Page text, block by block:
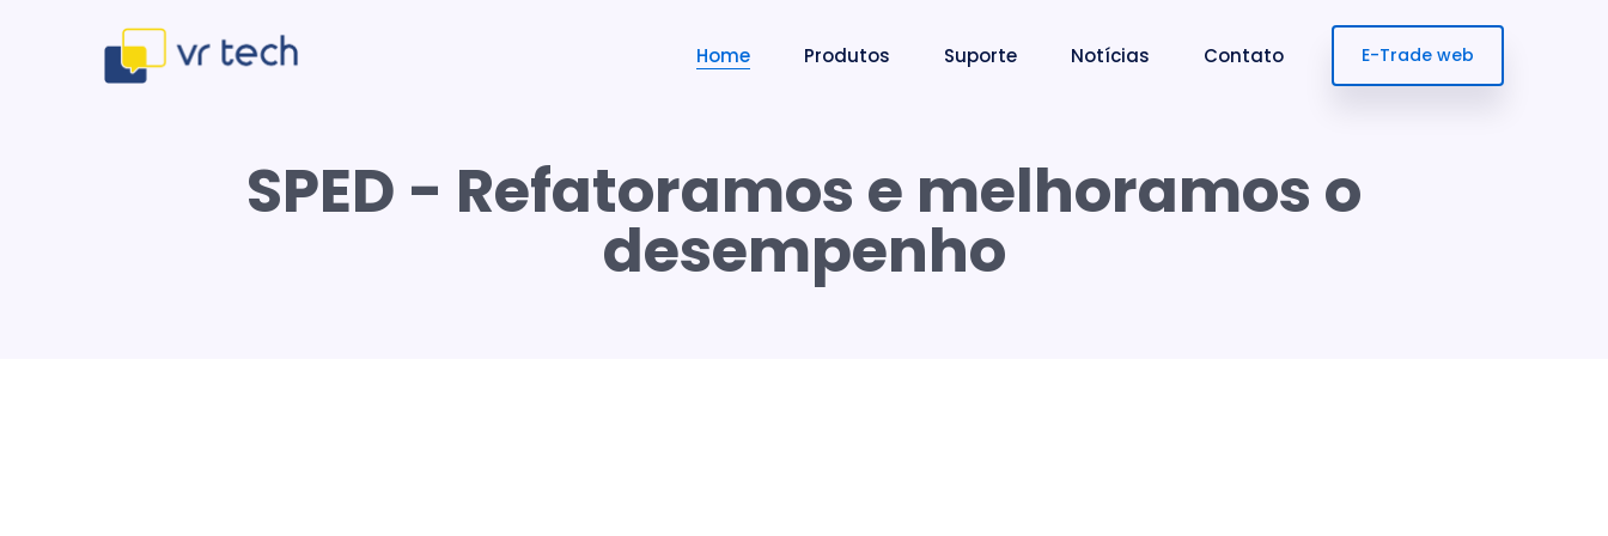
Home Produtos Suporte Notícias Contato E-Trade web
SPED - Refatoramos e melhoramos o
desempenho